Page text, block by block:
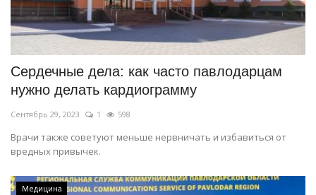
Сердечные дела: как часто павлодарцам
нужно делать кардиограмму
Сентябрь 29, 2023 1 598
Врачи также советуют меньше нервничать и избавиться от
вредных привычек.
Медицина